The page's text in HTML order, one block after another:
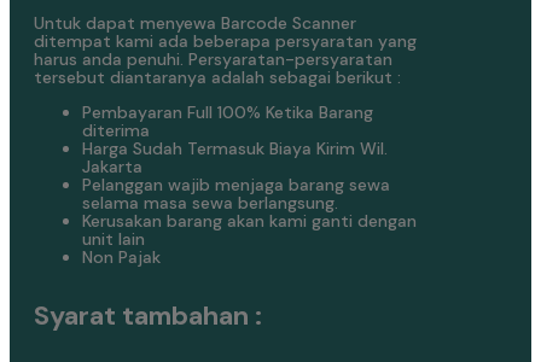
Untuk dapat menyewa Barcode Scanner
ditempat kami ada beberapa persyaratan yang
harus anda penuhi. Persyaratan-persyaratan
tersebut diantaranya adalah sebagai berikut :
Pembayaran Full 100% Ketika Barang
diterima
Harga Sudah Termasuk Biaya Kirim Wil.
Jakarta
Pelanggan wajib menjaga barang sewa
selama masa sewa berlangsung.
Kerusakan barang akan kami ganti dengan
unit lain
Non Pajak
Syarat tambahan :